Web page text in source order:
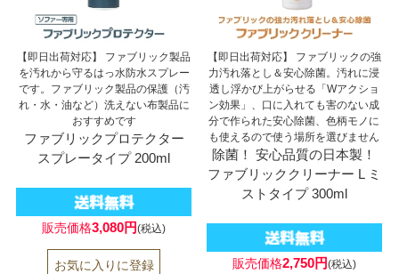
【即日出荷対応】 ファブリック製品
を汚れから守るはっ水防水スプレー
です。ファブリック製品の保護（汚
れ・水・油など）洗えない布製品に
おすすめです
ファブリックプロテクター
スプレータイプ 200ml
販売価格3,080円(税込)
【即日出荷対応】 ファブリックの強
力汚れ落とし＆安心除菌。汚れに浸
透し浮かび上がらせる「Wアクショ
ン効果」、口に入れても害のない成
分で作られた安心除菌、色柄モノに
も使えるので使う場所を選びません
除菌！ 安心品質の日本製！
ファブリッククリーナー L ミ
ストタイプ 300ml
販売価格2,750円(税込)